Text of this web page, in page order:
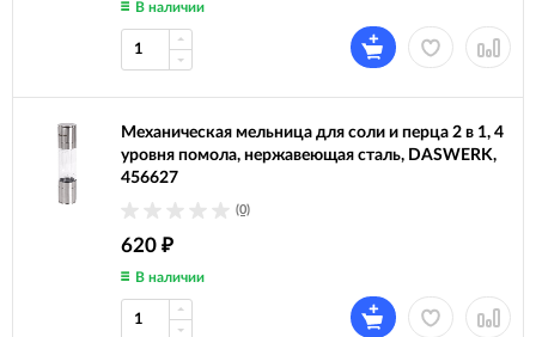
В наличии
Механическая мельница для соли и перца 2 в 1, 4
уровня помола, нержавеющая сталь, DASWERK,
456627
(0)
620 ₽
В наличии